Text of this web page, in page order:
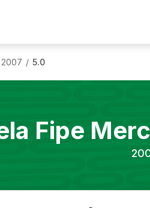
2007 / 5.0
Fipe